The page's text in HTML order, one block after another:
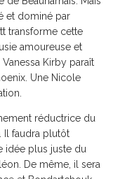
et dominé par
transforme cette
amoureuse et
Kirby paraît
Une Nicole
réductrice du
Il faudra plutôt
idée plus juste du
De même, il sera